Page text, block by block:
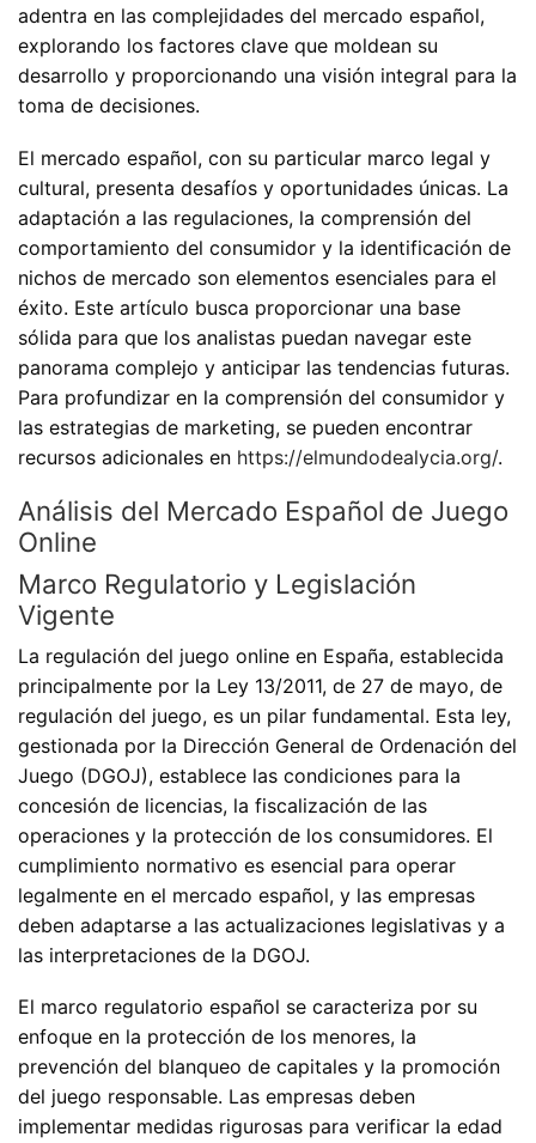
adentra en las complejidades del mercado español,
explorando los factores clave que moldean su
desarrollo y proporcionando una visión integral para la
toma de decisiones.
El mercado español, con su particular marco legal y
cultural, presenta desafíos y oportunidades únicas. La
adaptación a las regulaciones, la comprensión del
comportamiento del consumidor y la identificación de
nichos de mercado son elementos esenciales para el
éxito. Este artículo busca proporcionar una base
sólida para que los analistas puedan navegar este
panorama complejo y anticipar las tendencias futuras.
Para profundizar en la comprensión del consumidor y
las estrategias de marketing, se pueden encontrar
recursos adicionales en https://elmundodealycia.org/.
Análisis del Mercado Español de Juego
Online
Marco Regulatorio y Legislación
Vigente
La regulación del juego online en España, establecida
principalmente por la Ley 13/2011, de 27 de mayo, de
regulación del juego, es un pilar fundamental. Esta ley,
gestionada por la Dirección General de Ordenación del
Juego (DGOJ), establece las condiciones para la
concesión de licencias, la fiscalización de las
operaciones y la protección de los consumidores. El
cumplimiento normativo es esencial para operar
legalmente en el mercado español, y las empresas
deben adaptarse a las actualizaciones legislativas y a
las interpretaciones de la DGOJ.
El marco regulatorio español se caracteriza por su
enfoque en la protección de los menores, la
prevención del blanqueo de capitales y la promoción
del juego responsable. Las empresas deben
implementar medidas rigurosas para verificar la edad